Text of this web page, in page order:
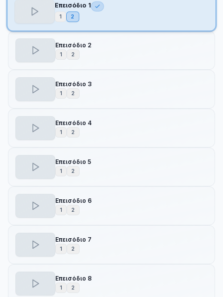
Επεισόδιο 1
1 2
Επεισόδιο 2
1 2
Επεισόδιο 3
1 2
Επεισόδιο 4
1 2
Επεισόδιο 5
1 2
Επεισόδιο 6
1 2
Επεισόδιο 7
1 2
Επεισόδιο 8
1 2